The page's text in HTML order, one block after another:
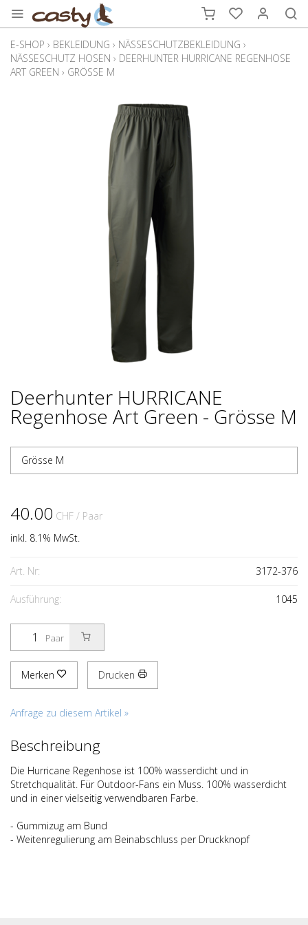
E-SHOP › BEKLEIDUNG › NÄSSESCHUTZBEKLEIDUNG ›
NÄSSESCHUTZ HOSEN › DEERHUNTER HURRICANE REGENHOSE
ART GREEN › GRÖSSE M
Deerhunter HURRICANE
Regenhose Art Green - Grösse M
Grösse M
40.00 CHF / Paar
inkl. 8.1% MwSt.
Art. Nr: 3172-376
Ausführung: 1045
Paar
Merken Drucken
Anfrage zu diesem Artikel »
Beschreibung
Die Hurricane Regenhose ist 100% wasserdicht und in
Stretchqualität. Für Outdoor-Fans ein Muss. 100% wasserdicht
und in einer vielseitig verwendbaren Farbe.
- Gummizug am Bund
- Weitenregulierung am Beinabschluss per Druckknopf